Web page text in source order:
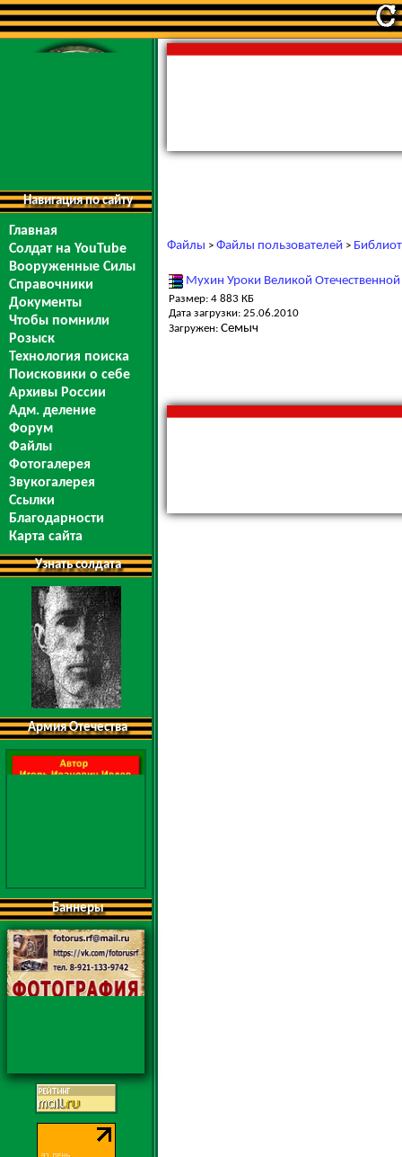
Навигация по сайту
Главная
Солдат на YouTube
Вооруженные Силы
Справочники
Документы
Чтобы помнили
Розыск
Технология поиска
Поисковики о себе
Архивы России
Адм. деление
Форум
Файлы
Фотогалерея
Звукогалерея
Ссылки
Благодарности
Карта сайта
Узнать солдата
Армия Отечества
Баннеры
Файлы > Файлы пользователей >
Мухин Уроки Великой
Размер: 4 883 КБ
Дата загрузки: 25.06.2010
Загружен: Семыч